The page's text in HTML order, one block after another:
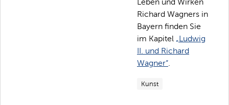
Leben und Wirken
Richard Wagners in
Bayern finden Sie
im Kapitel „Ludwig
II. und Richard
Wagner“
Kunst